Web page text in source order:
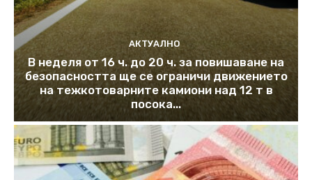
АКТУАЛНО
В неделя от 16 ч. до 20 ч. за повишаване на
безопасността ще се ограничи движението
на тежкотоварните камиони над 12 т в
посока...